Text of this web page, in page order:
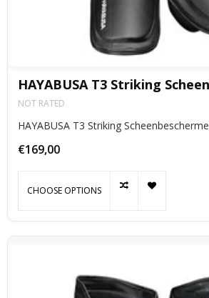
HAYABUSA T3 Striking
NOT RATED
HAYABUSA T3 Striking
€169,00
CHOOSE OPTIONS